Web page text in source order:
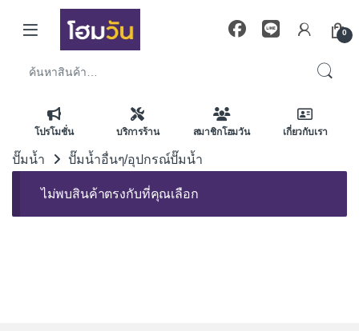
Skip to navigation
Skip to content
0
โปรโมชั่น บริการร้าน สมาชิกโฮมวัน เกี่ยวกับเรา
ปั๊มน้ำ ปั๊มน้ำอื่นๆ/อุปกรณ์ปั๊มน้ำ
ไม่พบสินค้าตรงกับที่คุณเลือก